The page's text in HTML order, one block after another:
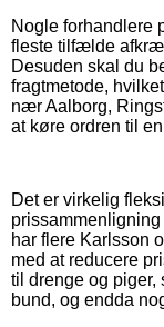
Nogle forhandlere
fleste tilfælde
Desuden skal du
fragtmetode,
nær Aalborg,
at køre ordren til
Det er virkelig
har flere Karlsson
med at reducere
til drenge og piger,
bund, og endda